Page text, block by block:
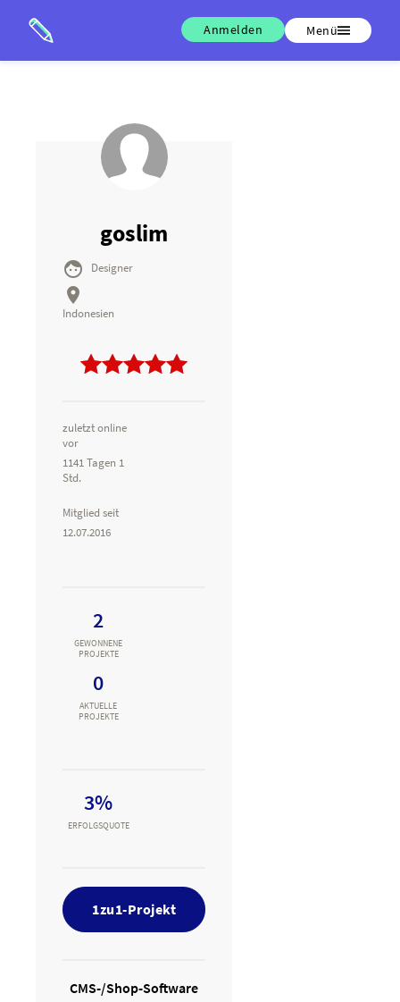
Anmelden Menü
goslim
 Designer

Indonesien
zuletzt online
vor
1141 Tagen 1
Std.
Mitglied seit
12.07.2016
2
GEWONNENE
PROJEKTE
0
AKTUELLE
PROJEKTE
3%
ERFOLGSQUOTE
1zu1-Projekt
CMS-/Shop-Software